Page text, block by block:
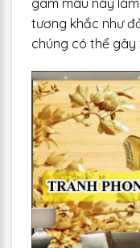
gam màu này
tương khắc như
chúng có thể gây